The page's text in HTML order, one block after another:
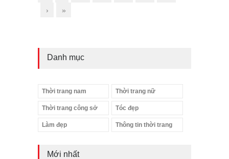
›
»
Danh mục
Thời trang nam Thời trang nữ
Thời trang công sở Tóc đẹp
Làm đẹp Thông tin thời trang
Mới nhất